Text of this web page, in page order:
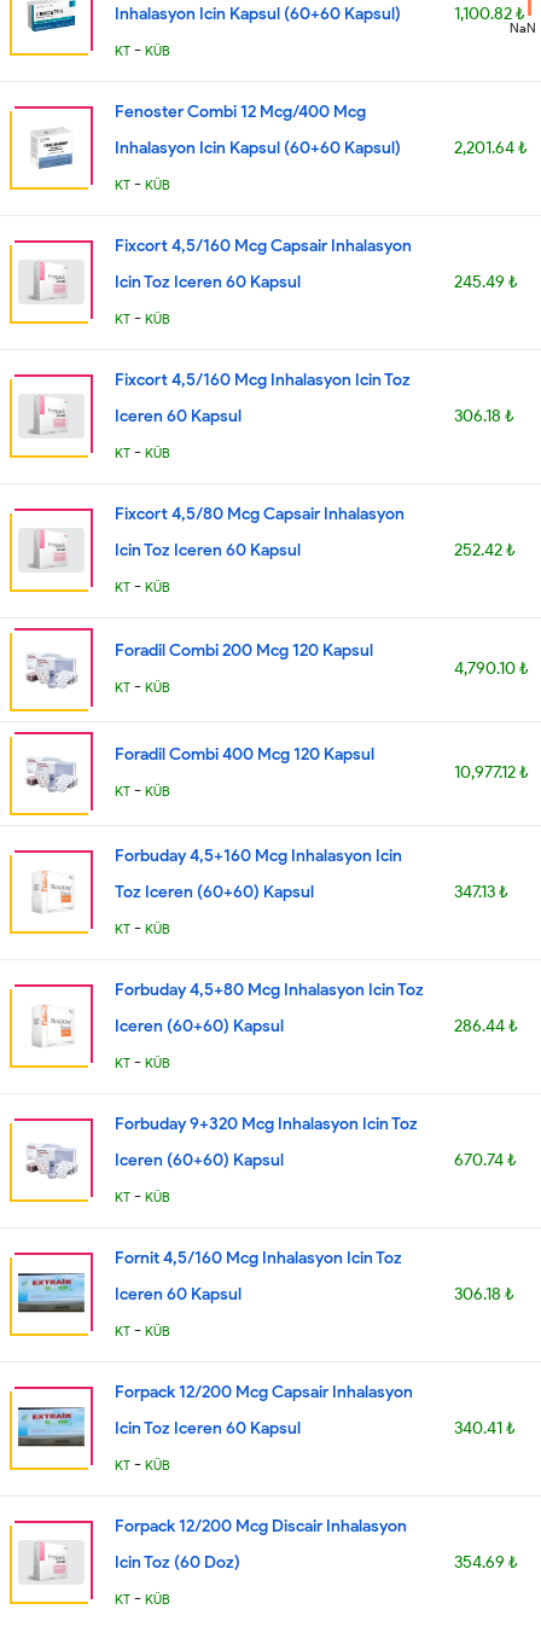
Inhalasyon Icin Kapsul (60+60 Kapsul)
KT - KÜB
1,100.82 ₺
Fenoster Combi 12 Mcg/400 Mcg
Inhalasyon Icin Kapsul (60+60 Kapsul)
KT - KÜB
2,201.64 ₺
Fixcort 4,5/160 Mcg Capsair Inhalasyon
Icin Toz Iceren 60 Kapsul
KT - KÜB
245.49 ₺
Fixcort 4,5/160 Mcg Inhalasyon Icin Toz
Iceren 60 Kapsul
KT - KÜB
306.18 ₺
Fixcort 4,5/80 Mcg Capsair Inhalasyon
Icin Toz Iceren 60 Kapsul
KT - KÜB
252.42 ₺
Foradil Combi 200 Mcg 120 Kapsul
KT - KÜB
4,790.10 ₺
Foradil Combi 400 Mcg 120 Kapsul
KT - KÜB
10,977.12 ₺
Forbuday 4,5+160 Mcg Inhalasyon Icin
Toz Iceren (60+60) Kapsul
KT - KÜB
347.13 ₺
Forbuday 4,5+80 Mcg Inhalasyon Icin Toz
Iceren (60+60) Kapsul
KT - KÜB
286.44 ₺
Forbuday 9+320 Mcg Inhalasyon Icin Toz
Iceren (60+60) Kapsul
KT - KÜB
670.74 ₺
Fornit 4,5/160 Mcg Inhalasyon Icin Toz
Iceren 60 Kapsul
KT - KÜB
306.18 ₺
Forpack 12/200 Mcg Capsair Inhalasyon
Icin Toz Iceren 60 Kapsul
KT - KÜB
340.41 ₺
Forpack 12/200 Mcg Discair Inhalasyon
Icin Toz (60 Doz)
KT - KÜB
354.69 ₺
NaN